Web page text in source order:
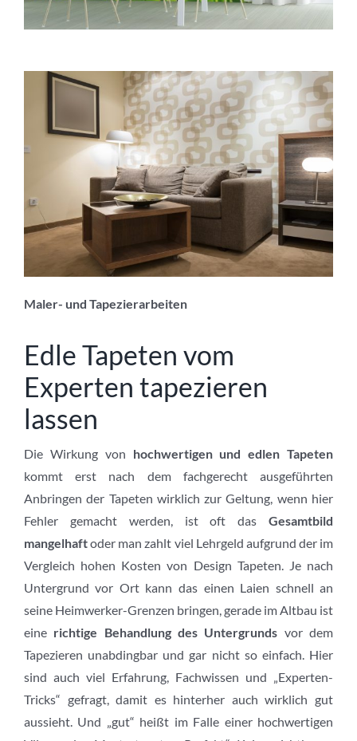
Maler- und Tapezierarbeiten
Edle Tapeten vom
Experten tapezieren
lassen
Die Wirkung von hochwertigen und edlen Tapeten
kommt erst nach dem fachgerecht ausgeführten
Anbringen der Tapeten wirklich zur Geltung, wenn hier
Fehler gemacht werden, ist oft dasGesamtbild
mangelhaftoder man zahlt viel Lehrgeld aufgrund der im
Vergleich hohen Kosten von Design Tapeten. Je nach
Untergrund vor Ort kann das einen Laien schnell an
seine Heimwerker-Grenzen bringen, gerade im Altbau ist
eine richtige Behandlung des Untergrunds vor dem
Tapezieren unabdingbar und gar nicht so einfach. Hier
sind auch viel Erfahrung, Fachwissen und „Experten-
Tricks“ gefragt, damit es hinterher auch wirklich gut
aussieht. Und „gut“ heißt im Falle einer hochwertigen